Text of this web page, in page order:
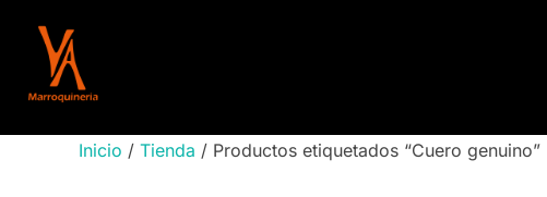
contenido
Inicio / Tienda / Productos etiquetados “Cuero genuino”